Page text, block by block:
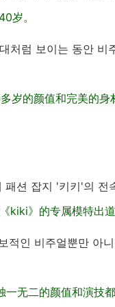
岁。
처럼 보이는 동안 비
岁的颜值和完美的身
션 잡지 '키키'의 전
kiki》的专属模特出道
적인 비주얼뿐만 아
无二的颜值和演技